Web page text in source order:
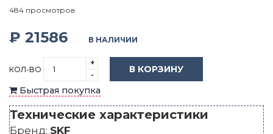
484 просмотров
₽ 21586 В НАЛИЧИИ
КОЛ-ВО
+
-
В КОРЗИНУ
Быстрая покупка
Технические характеристики
Бренд: SKF